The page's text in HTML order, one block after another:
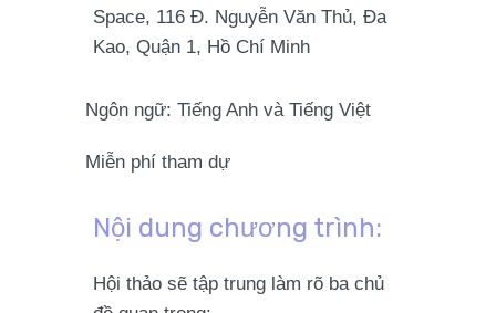
Space, 116 Đ. Nguyễn Văn Thủ, Đa
Kao, Quận 1, Hồ Chí Minh
Ngôn ngữ: Tiếng Anh và Tiếng Việt
Miễn phí tham dự
Nội dung chương trình:
Hội thảo sẽ tập trung làm rõ ba chủ